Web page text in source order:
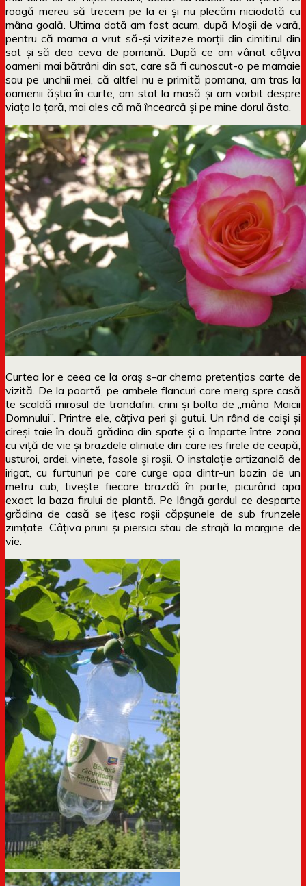
roagă mereu să trecem pe la ei și nu plecăm niciodată cu
mâna goală. Ultima dată am fost acum, după Moșii de vară,
pentru că mama a vrut să-și viziteze morții din cimitirul din
sat și să dea ceva de pomană. După ce am vânat câțiva
oameni mai bătrâni din sat, care să fi cunoscut-o pe mamaie
sau pe unchii mei, că altfel nu e primită pomana, am tras la
oamenii ăștia în curte, am stat la masă și am vorbit despre
viața la țară, mai ales că mă încearcă și pe mine dorul ăsta.
Curtea lor e ceea ce la oraș s-ar chema pretențios carte de
vizită. De la poartă, pe ambele flancuri care merg spre casă
te scaldă mirosul de trandafiri, crini și bolta de „mâna Maicii
Domnului”. Printre ele, câțiva peri și gutui. Un rând de caiși și
cireși taie în două grădina din spate și o împarte între zona
cu viță de vie și brazdele aliniate din care ies firele de ceapă,
usturoi, ardei, vinete, fasole și roșii. O instalație artizanală de
irigat, cu furtunuri pe care curge apa dintr-un bazin de un
metru cub, tivește fiecare brazdă în parte, picurând apa
exact la baza firului de plantă. Pe lângă gardul ce desparte
grădina de casă se ițesc roșii căpșunele de sub frunzele
zimțate. Câțiva pruni și piersici stau de strajă la margine de
vie.